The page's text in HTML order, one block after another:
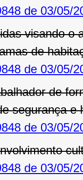
de 03/05/
visando o
de
de 03/05/
de
segu­rança e
de 03/05/
de 03/05/